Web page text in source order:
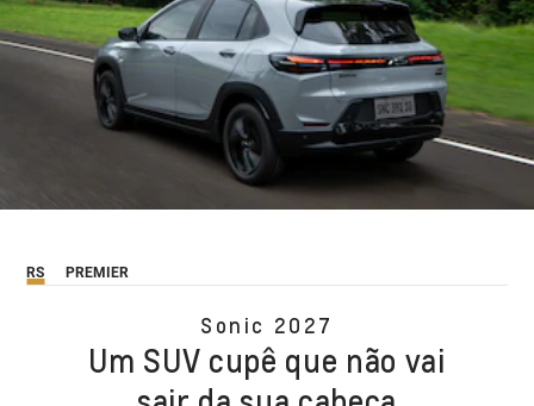
RS PREMIER
Sonic 2027
Um SUV cupê que não vai